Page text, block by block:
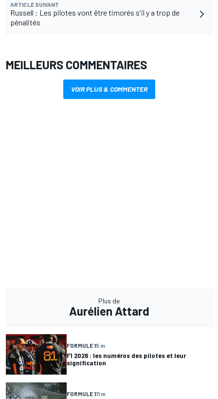
ARTICLE SUIVANT
Russell : Les pilotes vont être timorés s'il y a trop de
pénalités
MEILLEURS COMMENTAIRES
VOIR PLUS & COMMENTER
Plus de
Aurélien Attard
FORMULE 15 m
F1 2026 : les numéros des pilotes et leur
signification
FORMULE 111 m